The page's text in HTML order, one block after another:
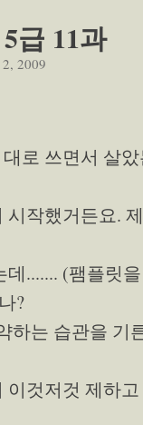
급 11과
2009
로 쓰면서 살
작했거든요.
....... (팸플릿
?
는 습관을 기
것저것 제하